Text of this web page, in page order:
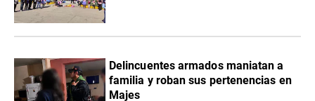
Delincuentes armados maniatan a
familia y roban sus pertenencias en
Majes